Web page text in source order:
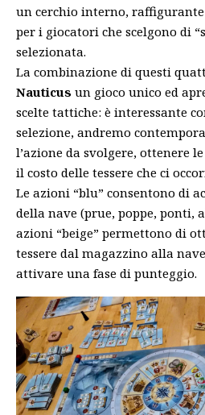
un cerchio interno,
per i giocatori che scelgono di
selezionata.
La combinazione di questi
Nauticus un gioco unico ed
scelte tattiche: è interessante
selezione, andremo
l’azione da svolgere, ottenere
il costo delle tessere che ci
Le azioni “blu” consentono di
della nave (prue, poppe, ponti,
azioni “beige” permettono di
tessere dal magazzino alla
attivare una fase di punteggio.